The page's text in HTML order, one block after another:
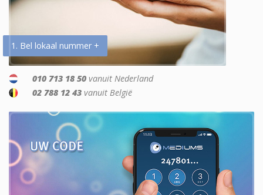
1. Bel lokaal nummer +
010 713 18 50 vanuit Nederland
02 788 12 43 vanuit België